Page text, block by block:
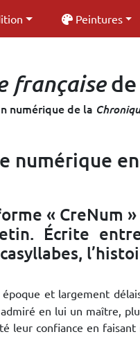
Peintures
françaisede
numérique de la
numérique
« CreNum
Écrite
et largement
en lui un maître,
leur confiance en faisant